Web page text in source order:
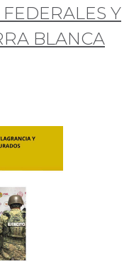
Y
BLANCA